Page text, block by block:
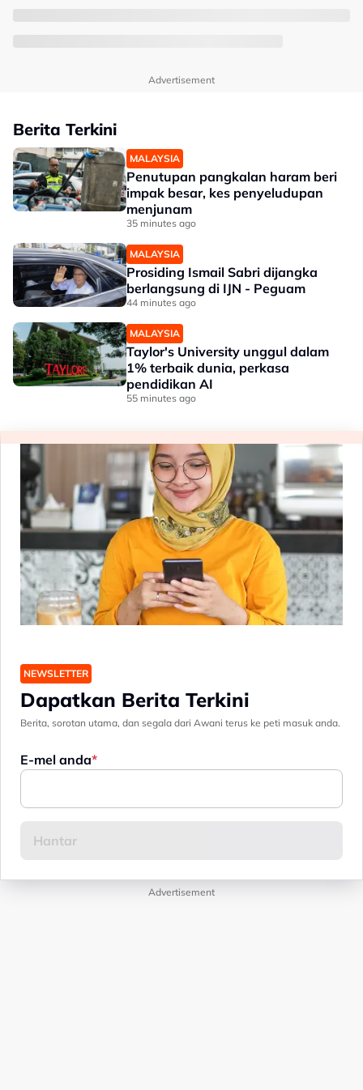
Advertisement
Berita Terkini
MALAYSIA
Penutupan pangkalan haram beri
impak besar, kes penyeludupan
menjunam
35 minutes ago
MALAYSIA
Prosiding Ismail Sabri dijangka
berlangsung di IJN - Peguam
44 minutes ago
MALAYSIA
Taylor's University unggul dalam
1% terbaik dunia, perkasa
pendidikan AI
55 minutes ago
NEWSLETTER
Dapatkan Berita Terkini
Berita, sorotan utama, dan segala dari Awani terus ke peti masuk anda.
E-mel anda
Advertisement